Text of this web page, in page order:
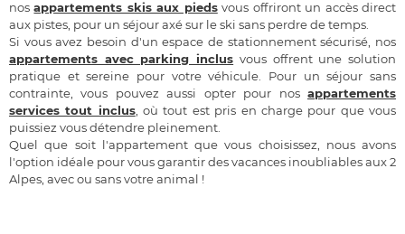
nosappartements skis aux piedsvous offriront un accès direct
aux pistes, pour un séjour axé sur le ski sans perdre de temps.
Si vous avez besoin d'un espace de stationnement sécurisé, nos
appartements avec parking inclus vous offrent une solution
pratique et sereine pour votre véhicule. Pour un séjour sans
contrainte, vous pouvez aussi opter pour nos appartements
services tout inclus, où tout est pris en charge pour que vous
puissiez vous détendre pleinement.
Quel que soit l'appartement que vous choisissez, nous avons
l'option idéale pour vous garantir des vacances inoubliables aux 2
Alpes, avec ou sans votre animal !